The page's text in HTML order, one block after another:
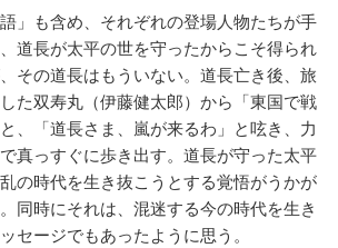
」も含め、それぞれの登場人物たちが手
道長が太平の世を守ったからこそ得られ
その道長はもういない。道長亡き後、旅
た双寿丸（伊藤健太郎）から「東国で戦
、「道長さま、嵐が来るわ」と呟き、力
真っすぐに歩き出す。道長が守った太平
の時代を生き抜こうとする覚悟がうかが
同時にそれは、混迷する今の時代を生き
セージでもあったように思う。